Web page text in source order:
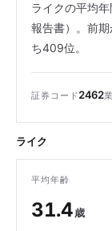
ライクの平均
報告書）。前
ち409位。
証券コード2462
ライク
平均年齢
31.4歳